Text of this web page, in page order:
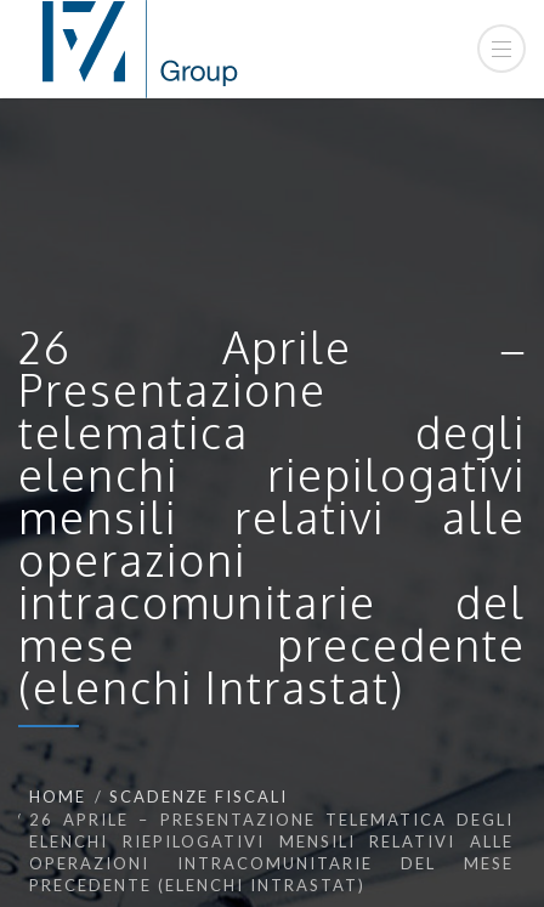
26 Aprile –
Presentazione
telematica degli
elenchi riepilogativi
mensili relativi alle
operazioni
intracomunitarie del
mese precedente
(elenchi Intrastat)
HOME
SCADENZE FISCALI
26 APRILE – PRESENTAZIONE TELEMATICA DEGLI
ELENCHI RIEPILOGATIVI MENSILI RELATIVI ALLE
OPERAZIONI INTRACOMUNITARIE DEL MESE
PRECEDENTE (ELENCHI INTRASTAT)